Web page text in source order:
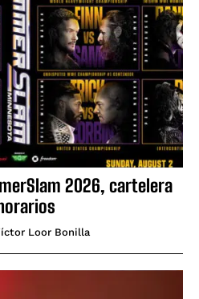
2026, cartelera
Loor Bonilla